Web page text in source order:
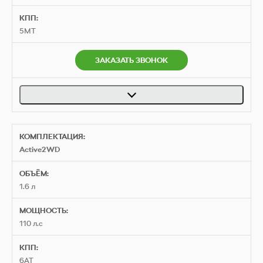
Style Plus — c электроскладыванием,
водительское с затемнением)
дальнего света, дневной свет фар Day Light на
светодиодах
Передние сиденья с подогревом
Скребок для льда
Радио Swing — экран 8’’
Bluetooth
полноразмерными колпаками, шины 205/60
R16
инструментов и домкрат
безопасности спереди
дверей
Набор автомобилиста
Система «ЭРА-ГЛОНАСС»
Усилитель руля, с регулировкой в
зависимости от скорости
Скребок для льда
Передние сиденья с подогревом
Заднее сиденье и спинка делимая, спинка
складная
нагреватель (только для 2.0 TDI)
КПП:
5MT
ЗАКАЗАТЬ ЗВОНОК
КОМПЛЕКТАЦИЯ:
Active2WD
ОБЪЁМ:
1.6 л
МОЩНОСТЬ:
110 л.с
КПП:
6AT